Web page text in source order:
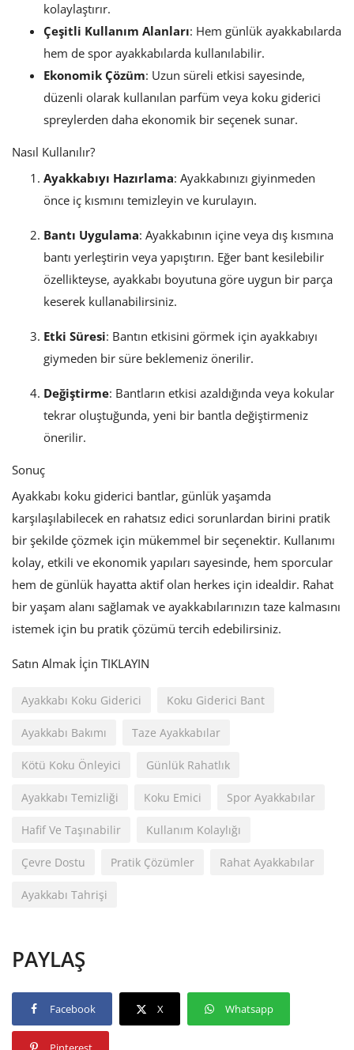
kolaylaştırır.
Çeşitli Kullanım Alanları: Hem günlük ayakkabılarda
hem de spor ayakkabılarda kullanılabilir.
Ekonomik Çözüm: Uzun süreli etkisi sayesinde,
düzenli olarak kullanılan parfüm veya koku giderici
spreylerden daha ekonomik bir seçenek sunar.
Nasıl Kullanılır?
Ayakkabıyı Hazırlama: Ayakkabınızı giyinmeden
önce iç kısmını temizleyin ve kurulayın.
Bantı Uygulama: Ayakkabının içine veya dış kısmına
bantı yerleştirin veya yapıştırın. Eğer bant kesilebilir
özellikteyse, ayakkabı boyutuna göre uygun bir parça
keserek kullanabilirsiniz.
Etki Süresi: Bantın etkisini görmek için ayakkabıyı
giymeden bir süre beklemeniz önerilir.
Değiştirme: Bantların etkisi azaldığında veya kokular
tekrar oluştuğunda, yeni bir bantla değiştirmeniz
önerilir.
Sonuç
Ayakkabı koku giderici bantlar, günlük yaşamda
karşılaşılabilecek en rahatsız edici sorunlardan birini pratik
bir şekilde çözmek için mükemmel bir seçenektir. Kullanımı
kolay, etkili ve ekonomik yapıları sayesinde, hem sporcular
hem de günlük hayatta aktif olan herkes için idealdir. Rahat
bir yaşam alanı sağlamak ve ayakkabılarınızın taze kalmasını
istemek için bu pratik çözümü tercih edebilirsiniz.
Satın Almak İçin TIKLAYIN
Ayakkabı Koku Giderici Koku Giderici Bant
Ayakkabı Bakımı Taze Ayakkabılar
Kötü Koku Önleyici Günlük Rahatlık
Ayakkabı Temizliği Koku Emici Spor Ayakkabılar
Hafif Ve Taşınabilir Kullanım Kolaylığı
Çevre Dostu Pratik Çözümler Rahat Ayakkabılar
Ayakkabı Tahrişi
PAYLAŞ
Facebook X Whatsapp